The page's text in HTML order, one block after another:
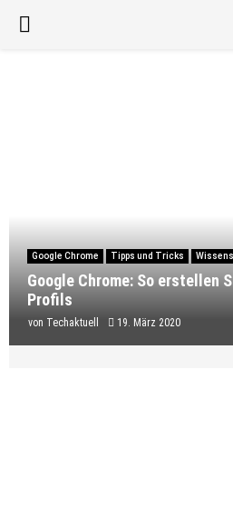
PRIMARY
Google Chrome Tipps und Tricks
Google Chrome: So erstellen
Profils
von Techaktuell 19. März 2020